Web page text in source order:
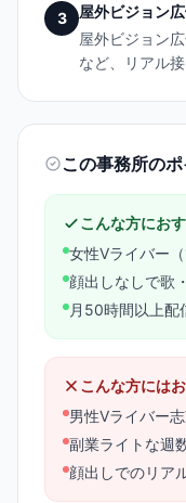
3
屋外ビジョン
屋外ビジョン
など、リアル
この事務所のポ
こんな方にお
女性Vライバー
顔出しなしで歌
月50時間以上配
こんな方には
男性Vライバー
副業ライトな週
顔出しでのリア